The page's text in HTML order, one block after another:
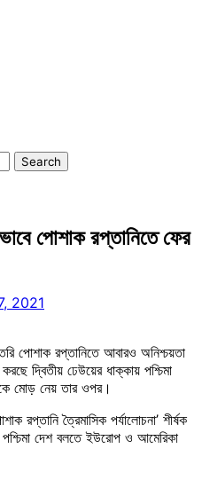
পোশাক রপ্তানিতে ফের
2021
পোশাক রপ্তানিতে আবারও অনিশ্চয়তা
দ্বিতীয় ঢেউয়ের ধাক্কায় পশ্চিমা
মোড় নেয় তার ওপর।
রপ্তানি ত্রৈমাসিক পর্যালোচনা’ শীর্ষক
দেশ বলতে ইউরোপ ও আমেরিকা